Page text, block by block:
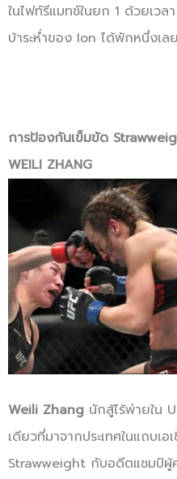
ในไฟท์รีแมทช์ในยก 1 ด้วยเวล
บ้าระห่ำของ Ion ได้พักหนึ่งเล
การป้องกันเข็มขัด
WEILI ZHANG
Weili Zhang นักสู้ไร้พ่ายใน
เดียวที่มาจากประเทศในแถบเ
Strawweight กับอดีตแชมป์ผู้